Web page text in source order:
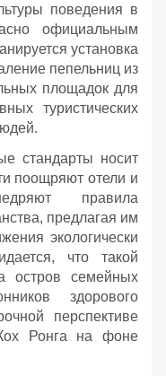
поведения в
официальным
установка
пепельниц из
площадок для
туристических
стандарты носит
поощряют отели и
правила
предлагая им
экологически
что такой
остров семейных
здорового
перспективе
Кох Ронга на фоне